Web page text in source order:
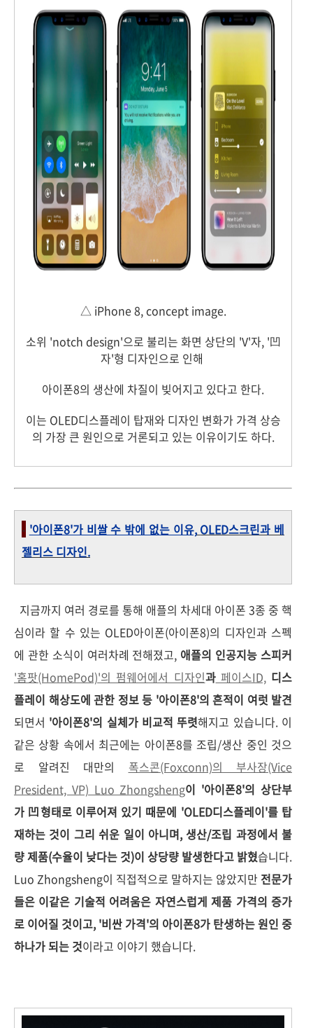
△ iPhone 8, concept image.
소위 'notch design'으로 불리는 화면 상단의 'V'자, '凹
자'형 디자인으로 인해
아이폰8의 생산에 차질이 빚어지고 있다고 한다.
이는 OLED디스플레이 탑재와 디자인 변화가 가격 상승
의 가장 큰 원인으로 거론되고 있는 이유이기도 하다.
- '아이폰8'가 비쌀 수 밖에 없는 이유, OLED스크린과 베
젤리스 디자인.
지금까지 여러 경로를 통해 애플의 차세대 아이폰 3종 중 핵
심이라 할 수 있는 OLED아이폰(아이폰8)의 디자인과 스펙
에 관한 소식이 여러차례 전해졌고, 애플의 인공지능 스피커
'홈팟(HomePod)'의 펌웨어에서 디자인과페이스ID,디스
플레이 해상도에 관한 정보 등 '아이폰8'의 흔적이 여럿 발견
되면서 '아이폰8'의 실체가 비교적 뚜렷해지고 있습니다. 이
같은 상황 속에서 최근에는 아이폰8를 조립/생산 중인 것으
로 알려진 대만의 폭스콘(Foxconn)의 부사장(Vice
President, VP) Luo Zhongsheng이 '아이폰8'의 상단부
가 凹형태로 이루어져 있기 때문에 'OLED디스플레이'를 탑
재하는 것이 그리 쉬운 일이 아니며, 생산/조립 과정에서 불
량 제품(수율이 낮다는 것)이 상당량 발생한다고 밝혔습니다.
Luo Zhongsheng이 직접적으로 말하지는 않았지만 전문가
들은 이같은 기술적 어려움은 자연스럽게 제품 가격의 증가
로 이어질 것이고, '비싼 가격'의 아이폰8가 탄생하는 원인 중
하나가 되는 것이라고 이야기 했습니다.